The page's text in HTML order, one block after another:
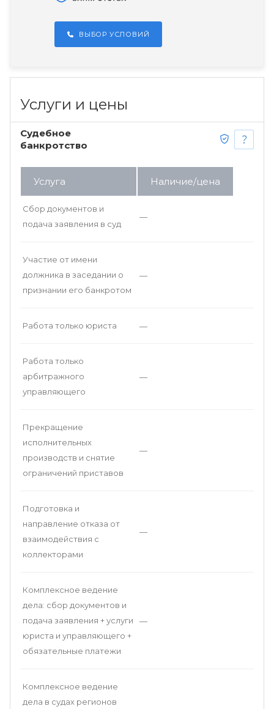
ВЫБОР УСЛОВИЙ
Услуги и цены
Судебное
банкротство
Услуга Наличие/цена
Сбор документов и
подача заявления в суд
—
Участие от имени
должника в заседании о
признании его банкротом
—
Работа только юриста —
Работа только
арбитражного
управляющего
—
Прекращение
исполнительных
производств и снятие
ограничений приставов
—
Подготовка и
направление отказа от
взаимодействия с
коллекторами
—
Комплексное ведение
дела: сбор документов и
подача заявления + услуги
юриста и управляющего +
обязательные платежи
—
Комплексное ведение
дела в судах регионов